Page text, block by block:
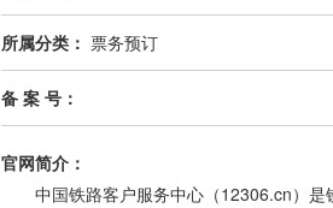
所属分类： 票务预订
备 案 号：
官网简介：
中国铁路客户服务中心（12306.cn）是